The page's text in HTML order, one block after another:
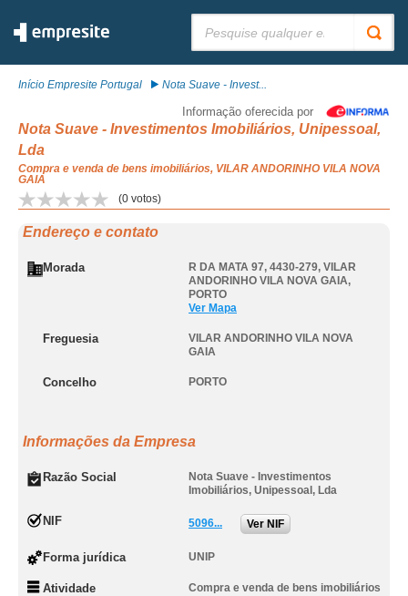
Início Empresite Portugal Nota Suave - Invest...
Informação oferecida por
Nota Suave - Investimentos Imobiliários, Unipessoal,
Lda
Compra e venda de bens imobiliários, VILAR ANDORINHO VILA NOVA
GAIA
(0 votos)
Endereço e contato
Morada R DA MATA 97, 4430-279, VILAR
ANDORINHO VILA NOVA GAIA,
PORTO
Ver Mapa
Freguesia
VILAR ANDORINHO VILA NOVA
GAIA
Concelho PORTO
Informações da Empresa
Razão Social
Nota Suave - Investimentos
Imobiliários, Unipessoal, Lda
NIF 5096... Ver NIF
Forma jurídica UNIP
Atividade Compra e venda de bens imobiliários